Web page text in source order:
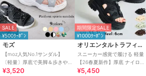
SALE
¥500ｸｰﾎﾟﾝ
モズ
【moz人気No.1サンダル】
〔軽量〕厚底で美脚＆歩きや
すい！疲れにくいフィット感
¥3,520
期間限定SALE
¥1000ｸｰﾎﾟﾝ
オリエンタルトラフィック
スニーカー感覚で履ける 軽量
【26春夏新作】厚底 ナイロン
スポーツサンダル /OT3232
¥5,450